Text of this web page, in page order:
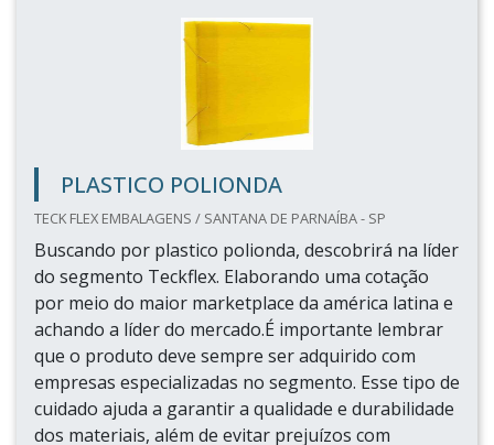
PLASTICO POLIONDA
TECK FLEX EMBALAGENS / SANTANA DE PARNAÍBA - SP
Buscando por plastico polionda, descobrirá na líder
do segmento Teckflex. Elaborando uma cotação
por meio do maior marketplace da américa latina e
achando a líder do mercado.É importante lembrar
que o produto deve sempre ser adquirido com
empresas especializadas no segmento. Esse tipo de
cuidado ajuda a garantir a qualidade e durabilidade
dos materiais, além de evitar prejuízos com